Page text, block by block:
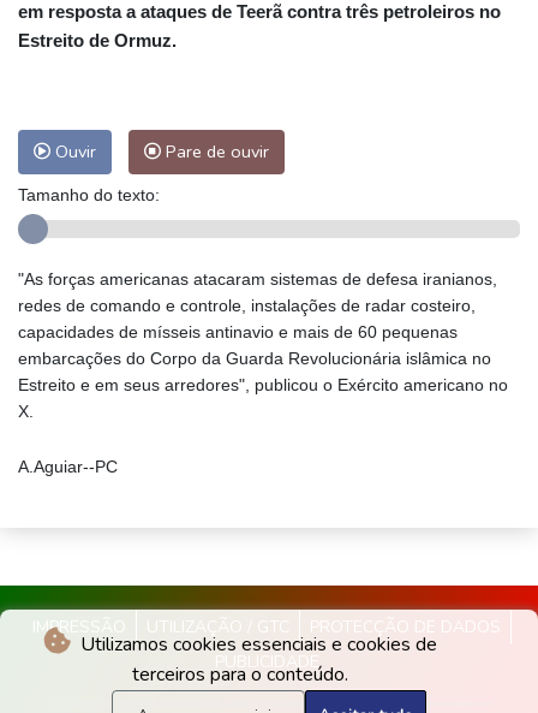
Utilizamos cookies essenciais e cookies de
terceiros para o conteúdo.
em resposta a ataques de Teerã contra três petroleiros no
Estreito de Ormuz.
Ouvir Pare de ouvir
Tamanho do texto:
"As forças americanas atacaram sistemas de defesa iranianos,
redes de comando e controle, instalações de radar costeiro,
capacidades de mísseis antinavio e mais de 60 pequenas
embarcações do Corpo da Guarda Revolucionária islâmica no
Estreito e em seus arredores", publicou o Exército americano no
X.
A.Aguiar--PC
IMPRESSÃO UTILIZAÇÃO / GTC
PROTECÇÃO DE DADOS
PUBLICIDADE